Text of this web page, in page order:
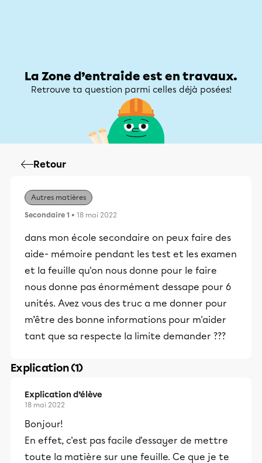
La Zone d’entraide est en travaux.
Retrouve ta question parmi celles déjà posées!
Retour
Autres matières
Secondaire 1 • 18 mai 2022
dans mon école secondaire on peux faire des
aide- mémoire pendant les test et les examen
et la feuille qu'on nous donne pour le faire
nous donne pas énormément dessape pour 6
unités. Avez vous des truc a me donner pour
m’être des bonne informations pour m'aider
tant que sa respecte la limite demander ???
Explication (1)
Explication d’élève
18 mai 2022
Bonjour!
En effet, c'est pas facile d'essayer de mettre
toute la matière sur une feuille. Ce que je te